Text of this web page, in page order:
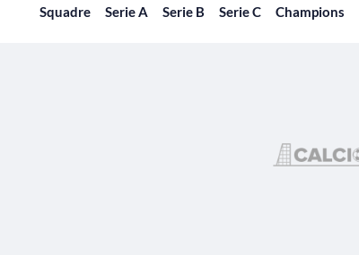
Squadre Serie A Serie B Serie C Champions